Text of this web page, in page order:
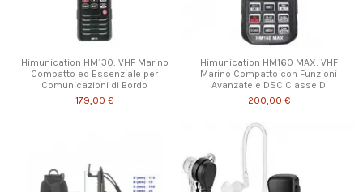
Himunication HM130: VHF Marino
Compatto ed Essenziale per
Comunicazioni di Bordo
179,00 €
Himunication HM160 MAX: VHF
Marino Compatto con Funzioni
Avanzate e DSC Classe D
200,00 €